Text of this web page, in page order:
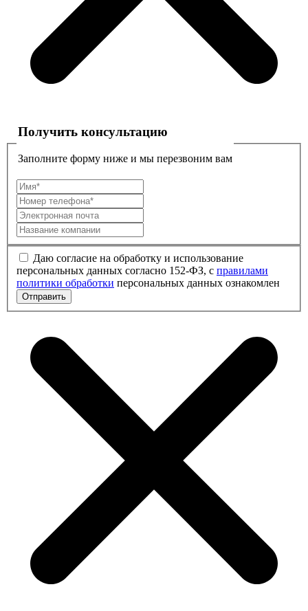
Получить консультацию
Заполните форму ниже и мы перезвоним вам
Даю согласие на обработку и использование
персональных данных согласно 152-ФЗ, с правилами
политики обработки персональных данных ознакомлен
Отправить